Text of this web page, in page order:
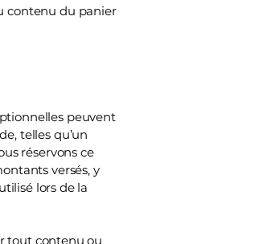
contenu du panier
peuvent
telles qu’un
réservons ce
versés, y
lors de la
tout contenu ou